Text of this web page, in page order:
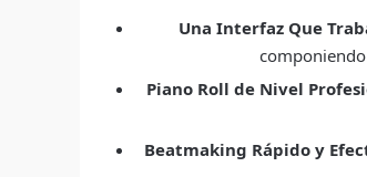
Una Interfaz Que
Piano Roll de Nivel
Beatmaking Rápido y